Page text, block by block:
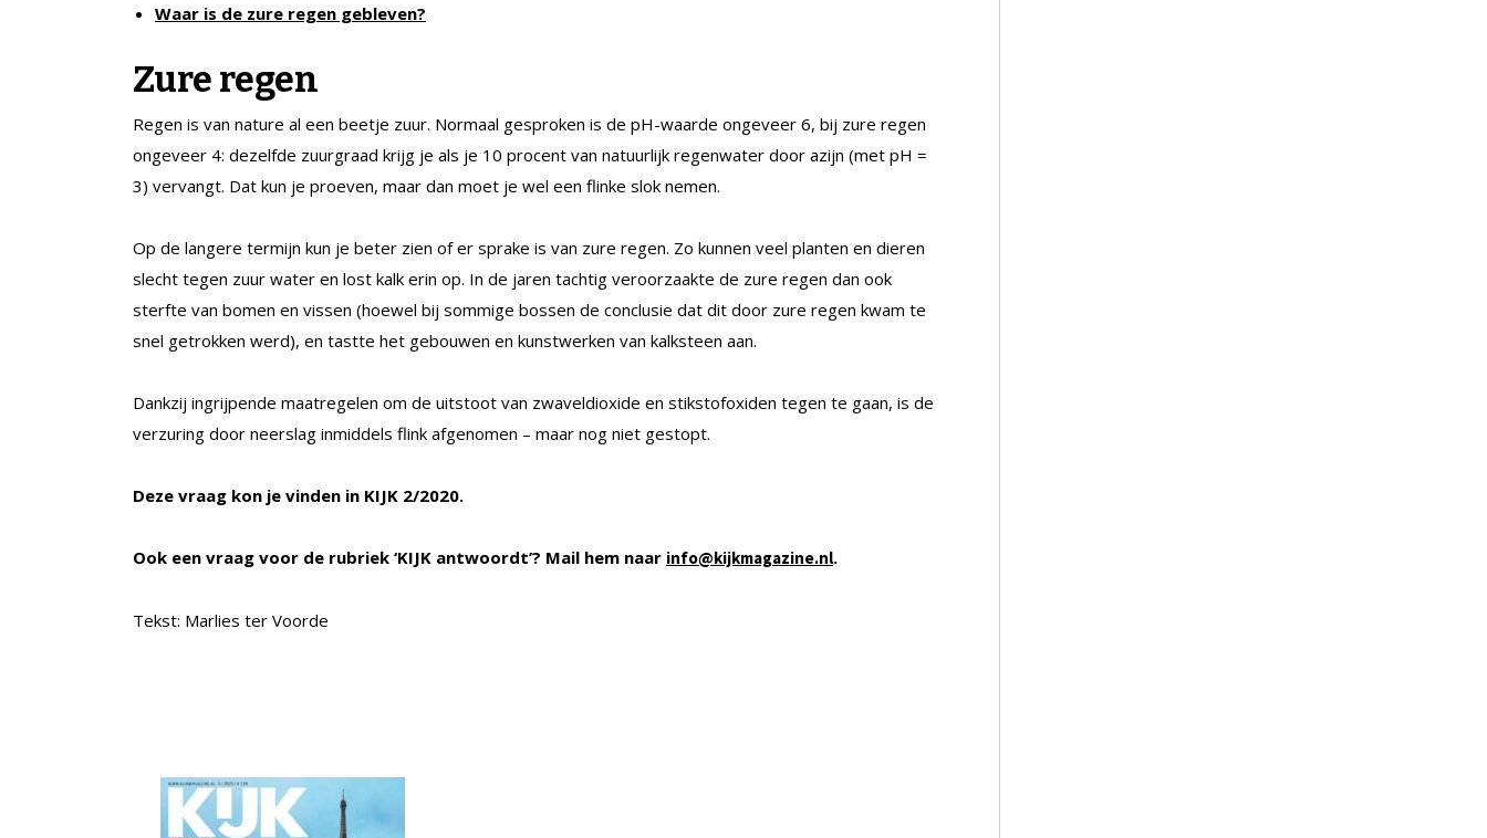
Waar is de zure regen gebleven?
Zure regen
Regen is van nature al een beetje zuur. Normaal gesproken is de pH-waarde ongeveer 6, bij zure regen
ongeveer 4: dezelfde zuurgraad krijg je als je 10 procent van natuurlijk regenwater door azijn (met pH =
3) vervangt. Dat kun je proeven, maar dan moet je wel een flinke slok nemen.
Op de langere termijn kun je beter zien of er sprake is van zure regen. Zo kunnen veel planten en dieren
slecht tegen zuur water en lost kalk erin op. In de jaren tachtig veroorzaakte de zure regen dan ook
sterfte van bomen en vissen (hoewel bij sommige bossen de conclusie dat dit door zure regen kwam te
snel getrokken werd), en tastte het gebouwen en kunstwerken van kalksteen aan.
Dankzij ingrijpende maatregelen om de uitstoot van zwaveldioxide en stikstofoxiden tegen te gaan, is de
verzuring door neerslag inmiddels flink afgenomen – maar nog niet gestopt.
Deze vraag kon je vinden in KIJK 2/2020.
Ook een vraag voor de rubriek ‘KIJK antwoordt’? Mail hem naar info@kijkmagazine.nl.
Tekst: Marlies ter Voorde